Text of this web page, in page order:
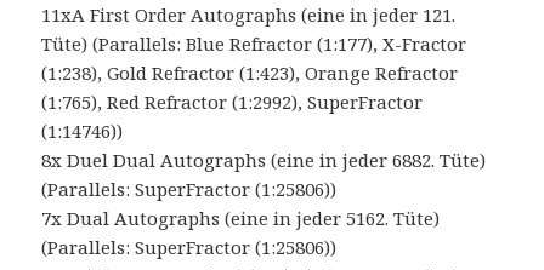
11xA First Order Autographs (eine in jeder 121.
Tüte) (Parallels: Blue Refractor (1:177), X-Fractor
(1:238), Gold Refractor (1:423), Orange Refractor
(1:765), Red Refractor (1:2992), SuperFractor
(1:14746))
8x Duel Dual Autographs (eine in jeder 6882. Tüte)
(Parallels: SuperFractor (1:25806))
7x Dual Autographs (eine in jeder 5162. Tüte)
(Parallels: SuperFractor (1:25806))